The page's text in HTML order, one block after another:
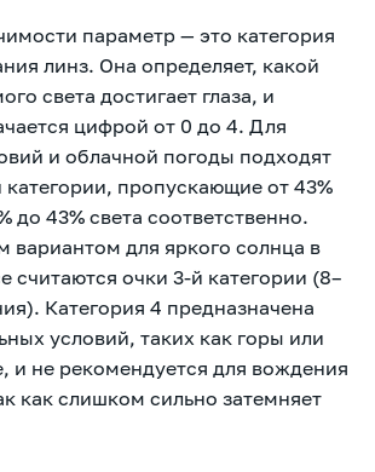
параметр — это категория
линз. Она определяет, какой
света достигает глаза, и
цифрой от 0 до 4. Для
и облачной погоды подходят
пропускающие от 43%
до 43% света соответственно.
вариантом для яркого солнца в
считаются очки 3-й категории (8–
Категория 4 предназначена
условий, таких как горы или
и не рекомендуется для вождения
как слишком сильно затемняет